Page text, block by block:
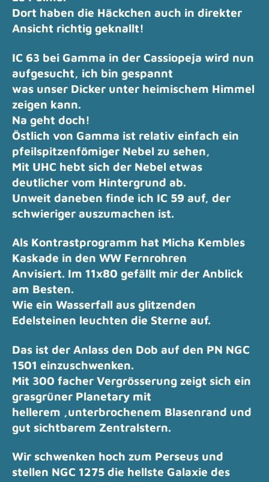
Dort haben die Häckchen auch in direkter
Ansicht richtig geknallt!
IC 63 bei Gamma in der Cassiopeja wird nun
aufgesucht, ich bin gespannt
was unser Dicker unter heimischem Himmel
zeigen kann.
Na geht doch!
Östlich von Gamma ist relativ einfach ein
pfeilspitzenfömiger Nebel zu sehen,
Mit UHC hebt sich der Nebel etwas
deutlicher vom Hintergrund ab.
Unweit daneben finde ich IC 59 auf, der
schwieriger auszumachen ist.
Als Kontrastprogramm hat Micha Kembles
Kaskade in den WW Fernrohren
Anvisiert. Im 11x80 gefällt mir der Anblick
am Besten.
Wie ein Wasserfall aus glitzenden
Edelsteinen leuchten die Sterne auf.
Das ist der Anlass den Dob auf den PN NGC
1501 einzuschwenken.
Mit 300 facher Vergrösserung zeigt sich ein
grasgrüner Planetary mit
hellerem ,unterbrochenem Blasenrand und
gut sichtbarem Zentralstern.
Wir schwenken hoch zum Perseus und
stellen NGC 1275 die hellste Galaxie des